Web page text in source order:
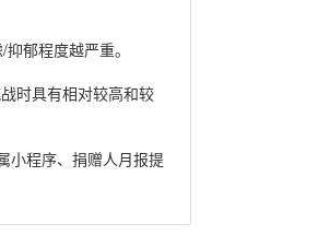
郁程度越严重。
时具有相对较高和较
小程序、捐赠人月报提